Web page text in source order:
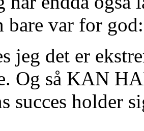
bare var for
jeg det er
Og så KAN
succes holder